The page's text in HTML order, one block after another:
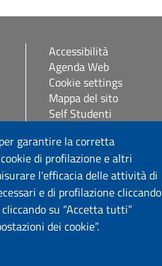
garantire la corretta
di profilazione e altri
l'efficacia delle attività di
e di profilazione cliccando
su “Accetta tutti”
dei cookie”.
Accessibilità
Agenda Web
Cookie settings
Mappa del sito
Self Studenti
Seguici su